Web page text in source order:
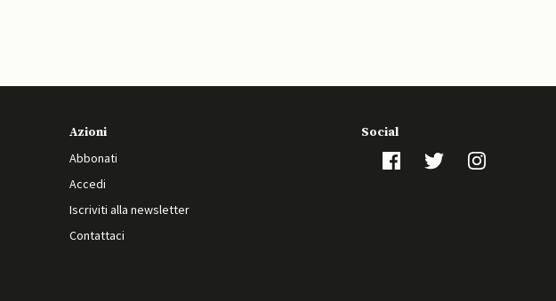
Azioni
Abbonati
Accedi
Iscriviti alla newsletter
Contattaci
Social